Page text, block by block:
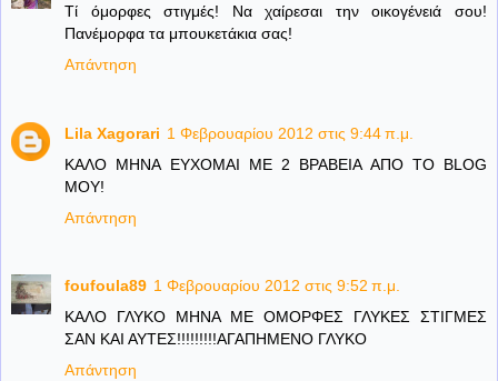
Τί όμορφες στιγμές! Να χαίρεσαι την οικογένειά σου!
Πανέμορφα τα μπουκετάκια σας!
Απάντηση
Lila Xagorari 1 Φεβρουαρίου 2012 στις 9:44 π.μ.
ΚΑΛΟ ΜΗΝΑ ΕΥΧΟΜΑΙ ΜΕ 2 ΒΡΑΒΕΙΑ ΑΠΟ ΤΟ BLOG
ΜΟΥ!
Απάντηση
foufoula89 1 Φεβρουαρίου 2012 στις 9:52 π.μ.
ΚΑΛΟ ΓΛΥΚΟ ΜΗΝΑ ΜΕ ΟΜΟΡΦΕΣ ΓΛΥΚΕΣ ΣΤΙΓΜΕΣ
ΣΑΝ ΚΑΙ ΑΥΤΕΣ!!!!!!!!!ΑΓΑΠΗΜΕΝΟ ΓΛΥΚΟ
Απάντηση